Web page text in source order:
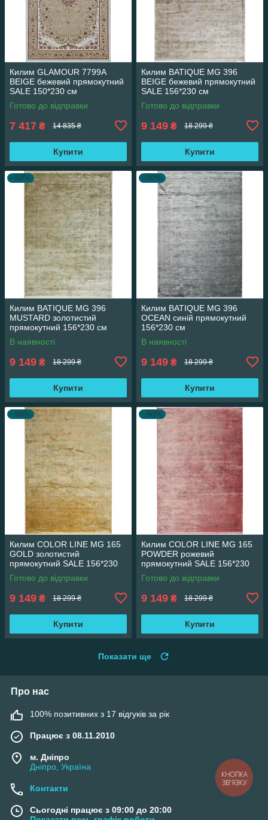
Килим GLAMOUR 7799A
BEIGE бежевий прямокутний
SALE 150*230 см
Готово до відправки
7 417 ₴ 14 835 ₴
Купити
Килим BATIQUE MG 396
BEIGE бежевий прямокутний
SALE 156*230 см
Готово до відправки
9 149 ₴ 18 299 ₴
Купити
–50%
Килим BATIQUE MG 396
MUSTARD золотистий
прямокутний 156*230 см
В наявності
9 149 ₴ 18 299 ₴
Купити
–50%
Килим BATIQUE MG 396
OCEAN синій прямокутний
156*230 см
В наявності
9 149 ₴ 18 299 ₴
Купити
–50%
Килим COLOR LINE MG 165
GOLD золотистий
прямокутний SALE 156*230
см
Готово до відправки
9 149 ₴ 18 299 ₴
Купити
–50%
Килим COLOR LINE MG 165
POWDER рожевий
прямокутний SALE 156*230
см
Готово до відправки
9 149 ₴ 18 299 ₴
Купити
Показати ще
Про нас
100% позитивних з 17 відгуків за рік
Працює з 08.11.2010
м. Дніпро
Дніпро, Україна
Контакти
Сьогодні працює з 09:00 до 20:00
КНОПКА
ЗВ'ЯЗКУ